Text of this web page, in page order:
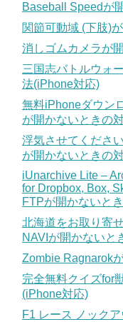
Baseball Speedが
関節可動域 (下肢)
消しゴムカメラが
三国志バトルウォ
法(iPhone対応)
無料iPhoneダウン
が開かないときの
浮気させてくださ
が開かないときの
iUnarchive Lite –
for Dropbox, Box,
FTPが開かないと
北海道をお取り寄
NAVIが開かないと
Zombie Ragnarok
完全無料クイズfor
(iPhone対応)
F1 レース ノック